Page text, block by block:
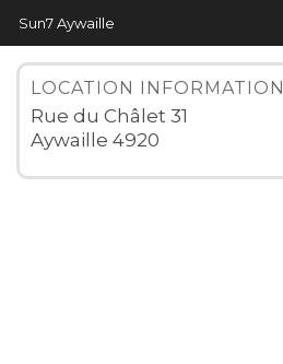
Sun7 Aywaille
LOCATION INFORMATION
Rue du Châlet 31
Aywaille 4920